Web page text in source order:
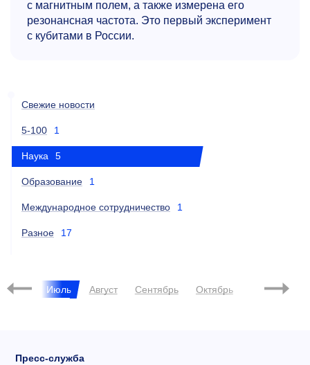
с магнитным полем, а также измерена его
резонансная частота. Это первый эксперимент
с кубитами в России.
Свежие новости
5-100 1
Наука 5
Образование 1
Международное сотрудничество 1
Разное 17
Июнь Июль Август Сентябрь Октябрь Ноябрь
Пресс-служба